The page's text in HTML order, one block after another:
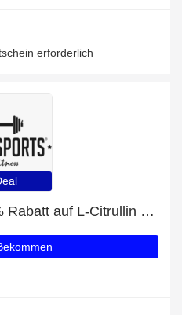
erforderlich
Erhalten Sie bis zu 34% Rabatt auf L-Citrullin Malat - 100 Kapseln